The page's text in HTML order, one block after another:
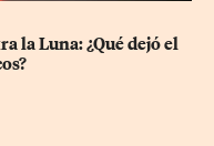
la Luna: ¿Qué dejó el